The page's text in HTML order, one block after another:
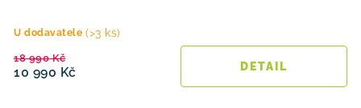
U dodavatele (>3 ks)
10 990 Kč
18 990 Kč